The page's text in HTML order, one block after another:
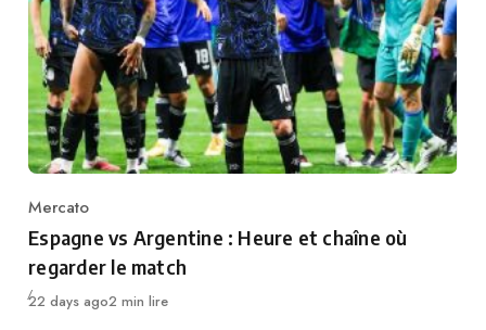
Category
Mercato
Espagne vs Argentine : Heure et chaîne où
regarder le match
Publié
22 days ago2 min lire